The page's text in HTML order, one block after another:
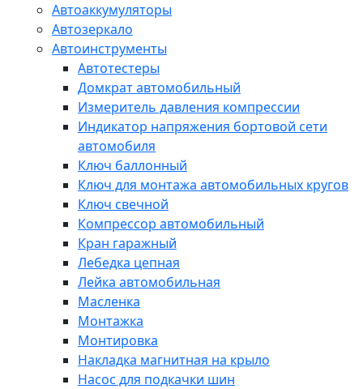
Автоаккумуляторы
Автозеркало
Автоинструменты
Автотестеры
Домкрат автомобильный
Измеритель давления компрессии
Индикатор напряжения бортовой сети
автомобиля
Ключ баллонный
Ключ для монтажа автомобильных кругов
Ключ свечной
Компрессор автомобильный
Кран гаражный
Лебедка цепная
Лейка автомобильная
Масленка
Монтажка
Монтировка
Накладка магнитная на крыло
Насос для подкачки шин